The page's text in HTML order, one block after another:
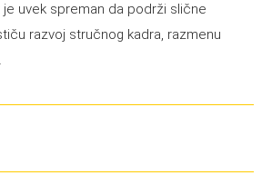
uvek spreman da podrži slične
razvoj stručnog kadra, razmenu